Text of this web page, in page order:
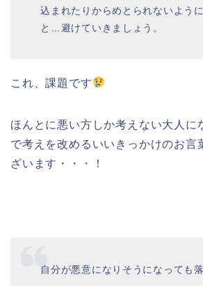
込まれたりからめとられないよう
と…避けていきましょう。
これ、課題です
ほんとに悪い方しか考えない大人に
で考えを改めるいいきっかけのお言
ざいます・・・！
自分が悪意になりそうになっても